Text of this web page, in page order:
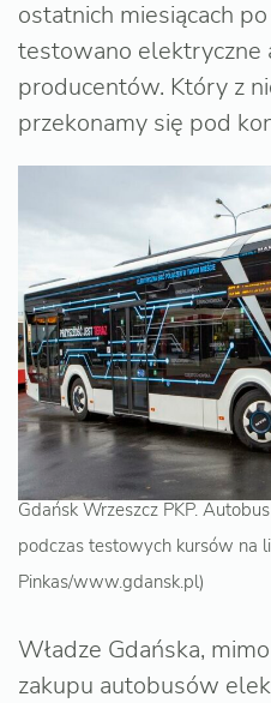
ostatnich miesiącach
testowano elektryczne
producentów. Który z
przekonamy się pod
Gdańsk Wrzeszcz PKP.
podczas testowych kursów na
Pinkas/www.gdansk.pl)
Władze Gdańska,
zakupu autobusów